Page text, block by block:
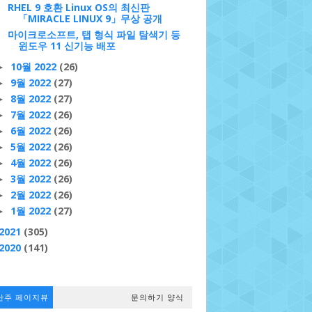
RHEL 9 호환 Linux OS의 최신판
「MIRACLE LINUX 9」무상 공개
마이크로소프트, 탭 형식 파일 탐색기 등
윈도우 11 신기능 배포
10월 2022 (26)
9월 2022 (27)
8월 2022 (27)
7월 2022 (26)
6월 2022 (26)
5월 2022 (26)
4월 2022 (26)
3월 2022 (26)
2월 2022 (26)
1월 2022 (27)
2021 (305)
2020 (141)
주 페이지뷰 문의하기 양식